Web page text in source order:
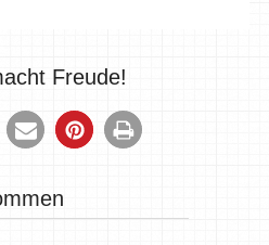
Freude!